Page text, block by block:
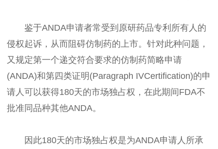
鉴于ANDA申请者常受到原研药品专利所有人的
侵权起诉，从而阻碍仿制药的上市。针对此种问题，
又规定第一个递交符合要求的仿制药简略申请
(ANDA)和第四类证明(Paragraph IVCertification)的申
请人可以获得180天的市场独占权，在此期间FDA不
批准同品种其他ANDA。
因此180天的市场独占权是为ANDA申请人所承